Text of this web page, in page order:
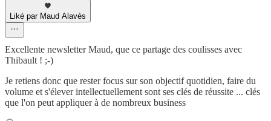
Liké par Maud Alavès
Excellente newsletter Maud, que ce partage des coulisses avec
Thibault ! ;-)
Je retiens donc que rester focus sur son objectif quotidien, faire du
volume et s'élever intellectuellement sont ses clés de réussite ... clés
que l'on peut appliquer à de nombreux business